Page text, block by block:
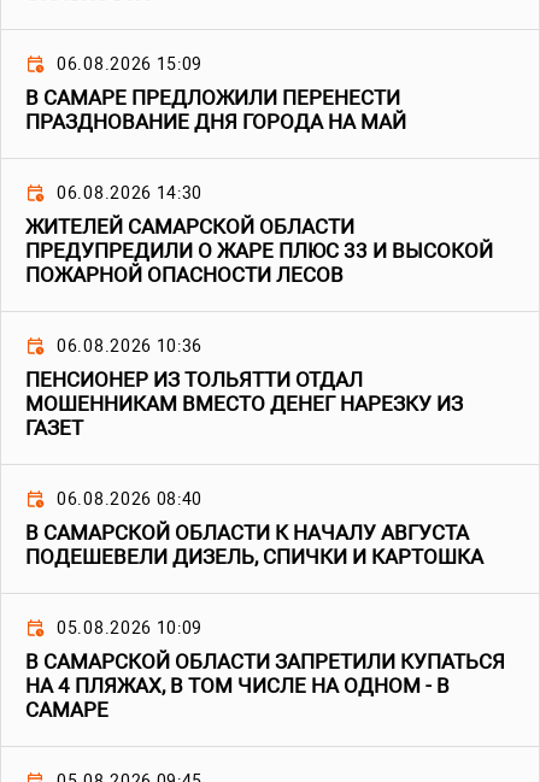
06.08.2026 15:09
В САМАРЕ ПРЕДЛОЖИЛИ ПЕРЕНЕСТИ
ПРАЗДНОВАНИЕ ДНЯ ГОРОДА НА МАЙ
06.08.2026 14:30
ЖИТЕЛЕЙ САМАРСКОЙ ОБЛАСТИ
ПРЕДУПРЕДИЛИ О ЖАРЕ ПЛЮС 33 И ВЫСОКОЙ
ПОЖАРНОЙ ОПАСНОСТИ ЛЕСОВ
06.08.2026 10:36
ПЕНСИОНЕР ИЗ ТОЛЬЯТТИ ОТДАЛ
МОШЕННИКАМ ВМЕСТО ДЕНЕГ НАРЕЗКУ ИЗ
ГАЗЕТ
06.08.2026 08:40
В САМАРСКОЙ ОБЛАСТИ К НАЧАЛУ АВГУСТА
ПОДЕШЕВЕЛИ ДИЗЕЛЬ, СПИЧКИ И КАРТОШКА
05.08.2026 10:09
В САМАРСКОЙ ОБЛАСТИ ЗАПРЕТИЛИ КУПАТЬСЯ
НА 4 ПЛЯЖАХ, В ТОМ ЧИСЛЕ НА ОДНОМ - В
САМАРЕ